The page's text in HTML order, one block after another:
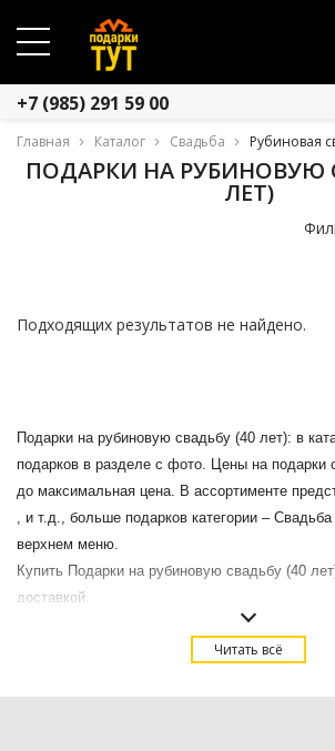
+7 (985) 291 59 00
Главная Каталог Свадьба Рубиновая
ПОДАРКИ НА РУБИНОВУЮ
ЛЕТ)
Подходящих результатов не найдено.
Подарки на рубиновую свадьбу (40 лет): в
подарков в разделе с фото. Цены на подарки
до максимальная цена. В ассортименте
, и т.д., больше подарков категории –
верхнем меню.
Купить Подарки на рубиновую свадьбу (40
доставкой.
Читать всё